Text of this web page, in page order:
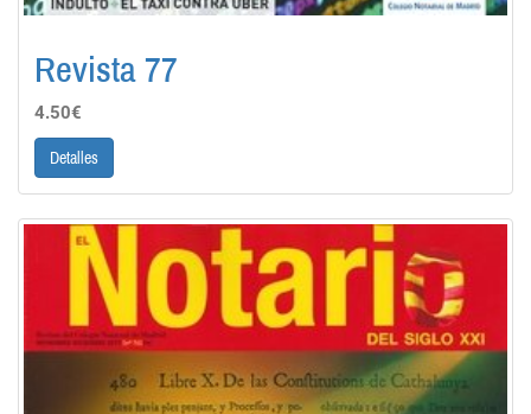
Revista 77
4.50€
Detalles